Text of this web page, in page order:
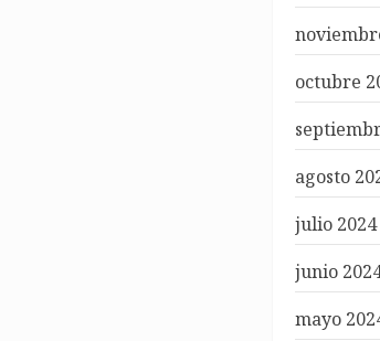
octubre
agosto
julio 2024
junio
mayo